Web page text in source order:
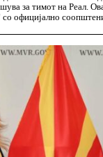
за тимот на Реал.
со официјално